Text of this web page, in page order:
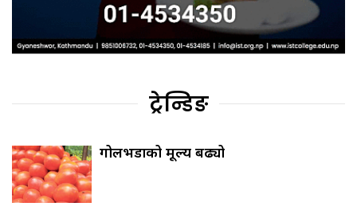
ट्रेन्डिङ
गोलभेँडाको मूल्य बढ्यो